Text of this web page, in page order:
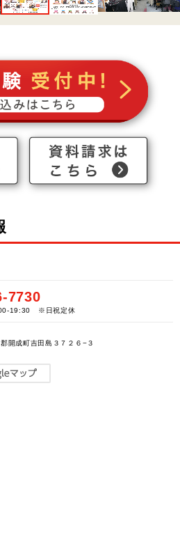
7730
19:30 ※日祝定休
開成町吉田島３７２６−３